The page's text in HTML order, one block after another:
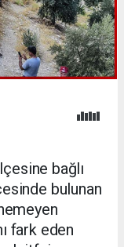
bağlı
bulunan
fark eden